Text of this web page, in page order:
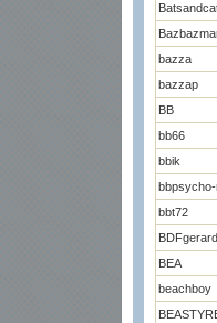
bazza
bazzap
BB
bb66
bbik
bbt72
BDFgerard
BEA
beachboy